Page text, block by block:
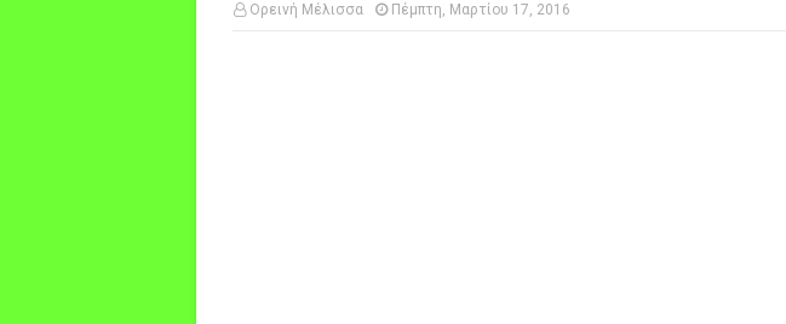
Ορεινή Μέλισσα Πέμπτη, Μαρτίου 17, 2016